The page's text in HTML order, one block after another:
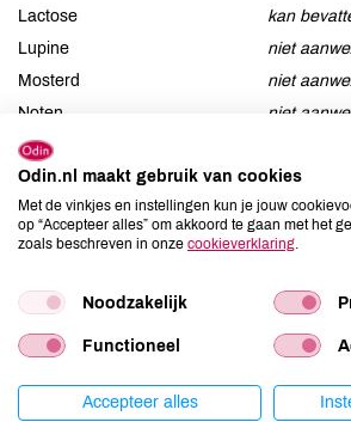
Lactose
kan
Lupine
niet
Mosterd
niet
Noten
niet
Schaaldieren
Selderij
aanwezig
Sesam
niet
Soja
niet
Weekdieren
niet
Zwaveldioxide / sulfieten
kan
Odin.nl maakt gebruik van cookies
Met de vinkjes en instellingen kun je jouw
op “Accepteer alles” om akkoord te gaan met het
zoals beschreven in onze cookieverklaring.
Noodzakelijk
Functioneel
Accepteer alles